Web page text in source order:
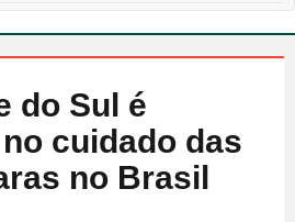
do Sul é
cuidado das
no Brasil